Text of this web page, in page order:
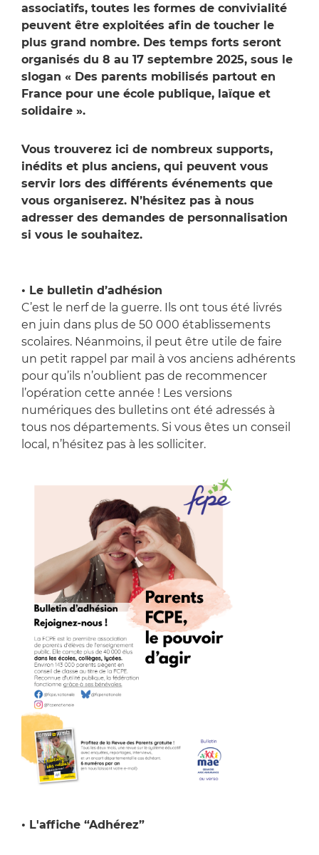
associatifs, toutes les formes de convivialité
peuvent être exploitées afin de toucher le
plus grand nombre. Des temps forts seront
organisés du 8 au 17 septembre 2025, sous le
slogan « Des parents mobilisés partout en
France pour une école publique, laïque et
solidaire ».
Vous trouverez ici de nombreux supports,
inédits et plus anciens, qui peuvent vous
servir lors des différents événements que
vous organiserez. N’hésitez pas à nous
adresser des demandes de personnalisation
si vous le souhaitez.
• Le bulletin d’adhésion
C’est le nerf de la guerre. Ils ont tous été livrés
en juin dans plus de 50 000 établissements
scolaires. Néanmoins, il peut être utile de faire
un petit rappel par mail à vos anciens adhérents
pour qu’ils n’oublient pas de recommencer
l’opération cette année ! Les versions
numériques des bulletins ont été adressés à
tous nos départements. Si vous êtes un conseil
local, n’hésitez pas à les solliciter.
• L'affiche “Adhérez”